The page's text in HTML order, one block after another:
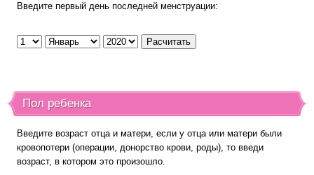
Введите первый день последней менструации:
Пол ребенка
Введите возраст отца и матери, если у отца или матери были
кровопотери (операции, донорство крови, роды), то введи
возраст, в котором это произошло.